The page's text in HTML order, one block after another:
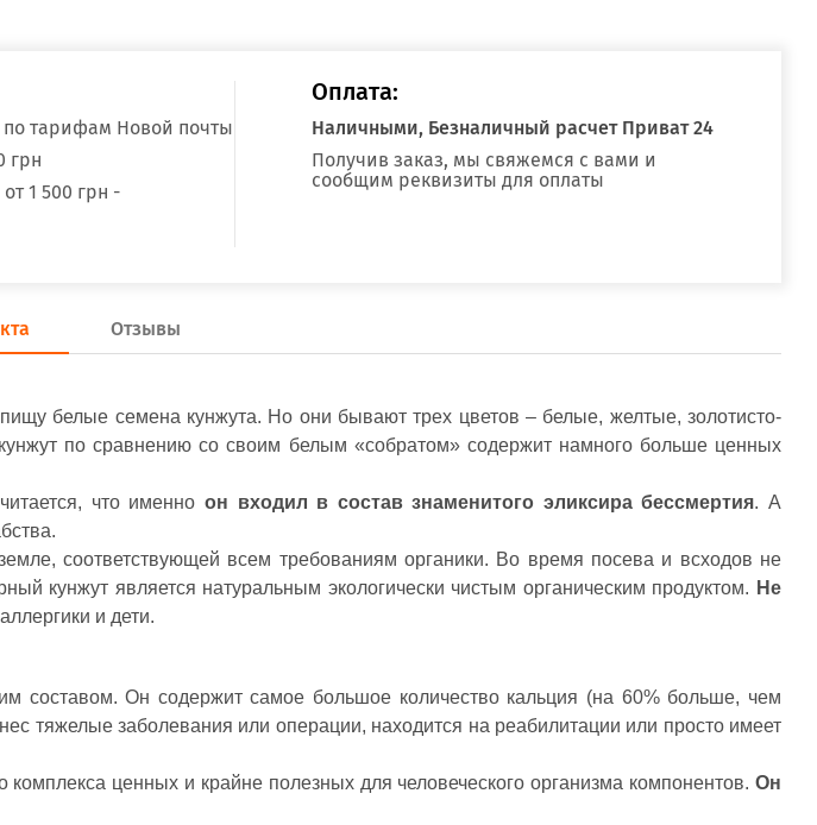
тарифам Новой почты
грн
1 500 грн -
Оплата:
Наличными, Безналичный расчет Приват 24
Получив заказ, мы свяжемся с вами и
сообщим реквизиты для оплаты
Отзывы
белые семена кунжута. Но они бывают трех цветов – белые, желтые, золотисто-
по сравнению со своим белым «собратом» содержит намного больше ценных
что именно он входил в состав знаменитого эликсира бессмертия. А
соответствующей всем требованиям органики. Во время посева и всходов не
кунжут является натуральным экологически чистым органическим продуктом. Не
и дети.
составом. Он содержит самое большое количество кальция (на 60% больше, чем
тяжелые заболевания или операции, находится на реабилитации или просто имеет
ценных и крайне полезных для человеческого организма компонентов. Он